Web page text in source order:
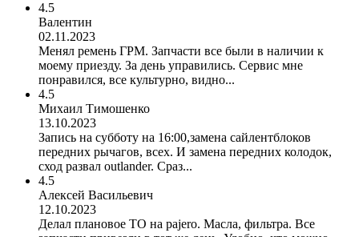
4.5
Валентин
02.11.2023
Менял ремень ГРМ. Запчасти все были в наличии к
моему приезду. За день управились. Сервис мне
понравился, все культурно, видно...
4.5
Михаил Тимошенко
13.10.2023
Запись на субботу на 16:00,замена сайлентблоков
передних рычагов, всех. И замена передних колодок,
сход развал outlander. Сраз...
4.5
Алексей Васильевич
12.10.2023
Делал плановое ТО на pajero. Масла, фильтра. Все